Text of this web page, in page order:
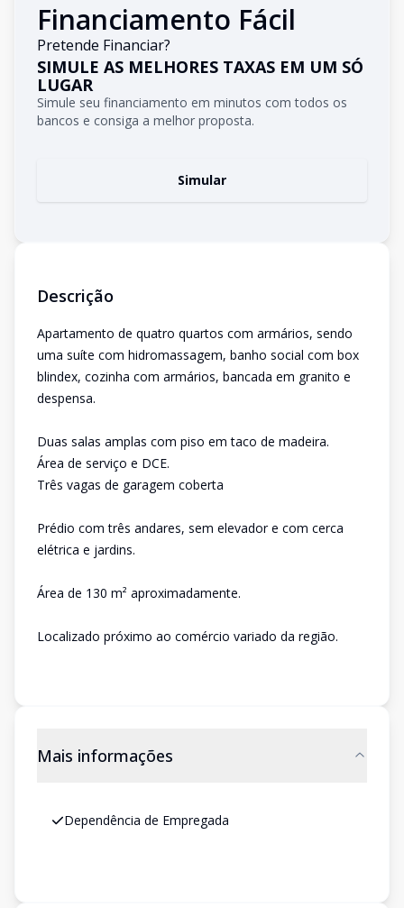
Financiamento Fácil
Pretende Financiar?
SIMULE AS MELHORES TAXAS EM UM SÓ
LUGAR
Simule seu financiamento em minutos com todos os
bancos e consiga a melhor proposta.
Simular
Descrição
Apartamento de quatro quartos com armários, sendo
uma suíte com hidromassagem, banho social com box
blindex, cozinha com armários, bancada em granito e
despensa.
Duas salas amplas com piso em taco de madeira.
Área de serviço e DCE.
Três vagas de garagem coberta
Prédio com três andares, sem elevador e com cerca
elétrica e jardins.
Área de 130 m² aproximadamente.
Localizado próximo ao comércio variado da região.
Mais informações
Dependência de Empregada